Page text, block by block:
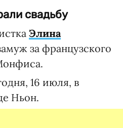
свадьбу
Элина
за французского
16 июля, в
Ньон.